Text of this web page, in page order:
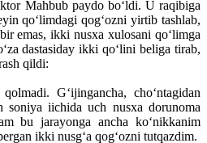
Mahbub paydo bo‘ldi. U raqibiga
qo‘limdagi qog‘ozni yirtib tashlab,
emas, ikki nusxa xulosani qo‘limga
dastasiday ikki qo‘lini beliga tirab,
qildi:
G‘ijingancha, cho‘ntagidan
soniya iichida uch nusxa dorunoma
bu jarayonga ancha ko‘nikkanim
ikki nusg‘a qog‘ozni tutqazdim.